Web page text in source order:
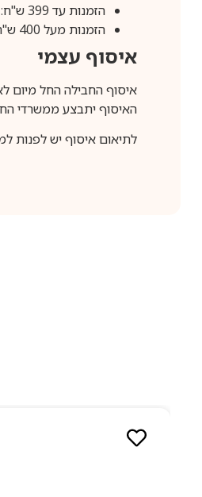
הזמנות עד 399 ש"ח: 15.00 ש"ח
הזמנות מעל 400 ש"ח: 5.00 ש"ח
איסוף עצמי
איסוף החבילה החל מיום לאחר הרכישה
האיסוף יתבצע ממשרדי
לתיאום איסוף יש לפנות למוקד: 1700-